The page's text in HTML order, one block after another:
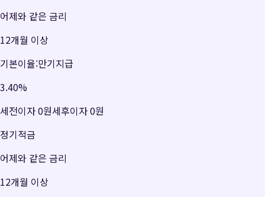
어제와 같은 금리
12개월 이상
기본이율:만기지급
3.40%
세전이자0원세후이자0원
정기적금
어제와 같은 금리
12개월 이상